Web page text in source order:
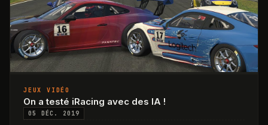
JEUX VIDÉO
On a testé iRacing avec des IA !
05 DÉC. 2019